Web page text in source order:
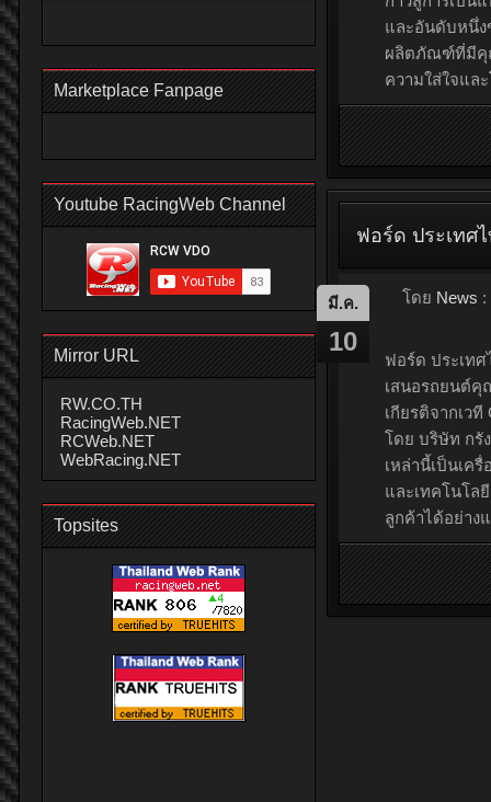
มี.ค. โดยNews:
GWM
Marketplace Fanpage
Youtube RacingWeb Channel
Mirror URL
RW.CO.TH
RacingWeb.NET
RCWeb.NET
WebRacing.NET
Topsites